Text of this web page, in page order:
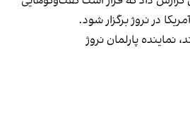
در نروژ برگزار شود.
پارلمان نروژ